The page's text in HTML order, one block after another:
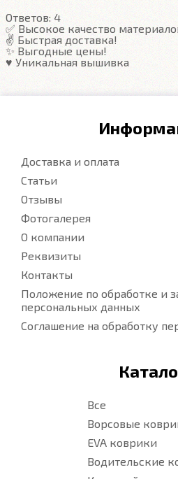
Подробнее
Ответов: 4
✅ Высокое качество
✌️ Быстрая доставка!
✨ Выгодные цены!
♥️ Уникальная вышивка
Доставка и оплата
Статьи
Отзывы
Фотогалерея
О компании
Реквизиты
Контакты
Положение по обработке и
персональных данных
Соглашение на обработку
Все
Ворсовые
EVA коврики
Водительские